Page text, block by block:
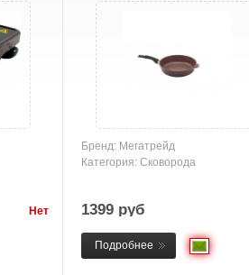
Нет
Бренд: Мегатрейд
Категория: Сковорода
1399 руб
Подробнее